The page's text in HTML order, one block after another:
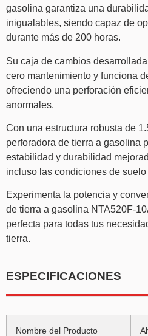
gasolina garantiza una
inigualables, siendo capaz de
durante más de 200 horas.
Su caja de cambios
cero mantenimiento y funciona
ofreciendo una perforación
anormales.
Con una estructura robusta de
perforadora de tierra a gasolina
estabilidad y durabilidad
incluso las condiciones de
Experimenta la potencia y
de tierra a gasolina NTA520F-
perfecta para todas tus
tierra.
ESPECIFICACIONES
Nombre del Producto